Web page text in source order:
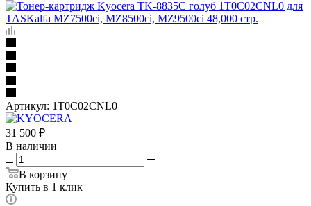
Артикул: 1T0C02CNL0
31 500 ₽
В наличии
В корзину
Купить в 1 клик